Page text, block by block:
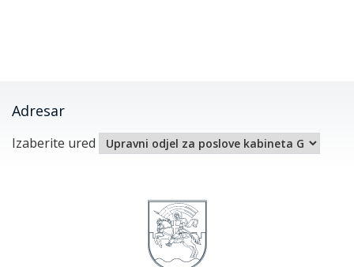
Adresar
Izaberite ured